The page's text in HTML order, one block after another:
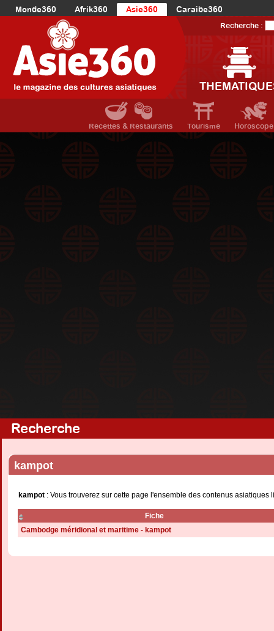
Monde360 Afrik360 Asie360
Caraibe360
Europe360
AmériqueDuNord360
Océanie360
Recherche :
Recettes & Restaurants Tourisme Horoscope
Recherche
kampot
kampot : Vous trouverez sur cette page l'ensemble des contenus asiatiques
Fiche
Cambodge méridional et maritime - kampot